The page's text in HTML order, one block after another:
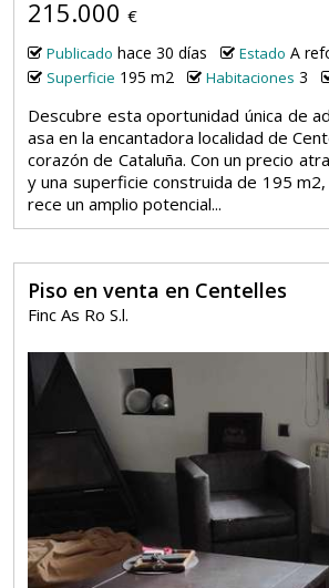
215.000 €
Publicado hace 30 días Estado A
Superficie 195 m2 Habitaciones 3
Descubre esta oportunidad única de
asa en la encantadora localidad de
corazón de Cataluña. Con un precio
y una superficie construida de 195
rece un amplio potencial...
Piso en venta en Centelles
Finc As Ro S.l.